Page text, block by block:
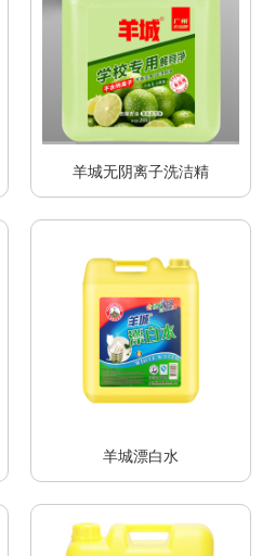
羊城无阴离子洗洁精
羊城漂白水